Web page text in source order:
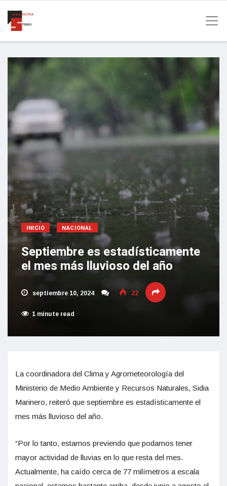
INICIO NACIONAL
Septiembre es estadísticamente
el mes más lluvioso del año
septiembre 10, 2024 22
1 minute read
La coordinadora del Clima y Agrometeorología del
Ministerio de Medio Ambiente y Recursos Naturales, Sidia
Marinero, reiteró que septiembre es estadísticamente el
mes más lluvioso del año.
“Por lo tanto, estamos previendo que podamos tener
mayor actividad de lluvias en lo que resta del mes.
Actualmente, ha caído cerca de 77 milímetros a escala